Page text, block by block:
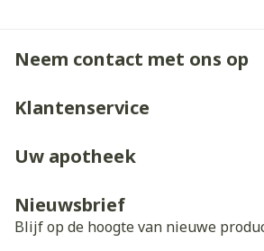
Neem contact met ons op
Klantenservice
Uw apotheek
Nieuwsbrief
Blijf op de hoogte van nieuwe